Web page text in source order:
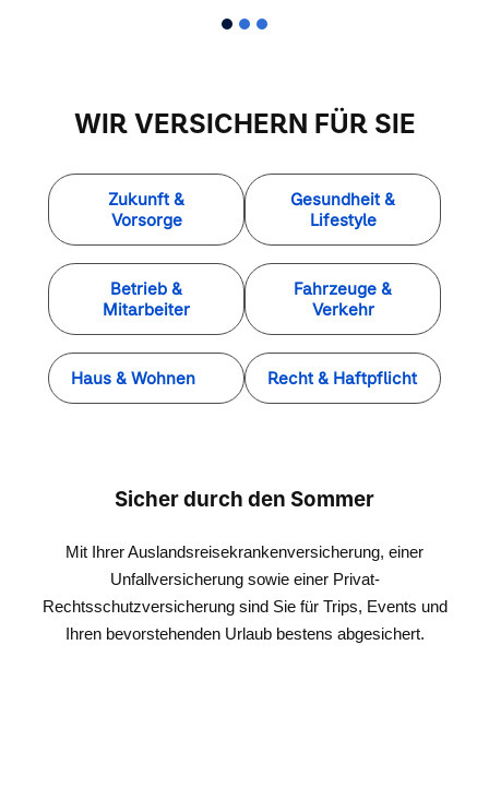
WIR VERSICHERN FÜR SIE
Zukunft &
Vorsorge
Gesundheit &
Lifestyle
Betrieb &
Mitarbeiter
Fahrzeuge &
Verkehr
Haus & Wohnen Recht & Haftpflicht
Sicher durch den Sommer
Mit Ihrer Auslandsreisekrankenversicherung, einer
Unfallversicherung sowie einer Privat-
Rechtsschutzversicherung sind Sie für Trips, Events und
Ihren bevorstehenden Urlaub bestens abgesichert.